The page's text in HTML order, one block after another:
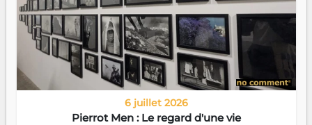
6 juillet 2026
Pierrot Men : Le regard d'une vie